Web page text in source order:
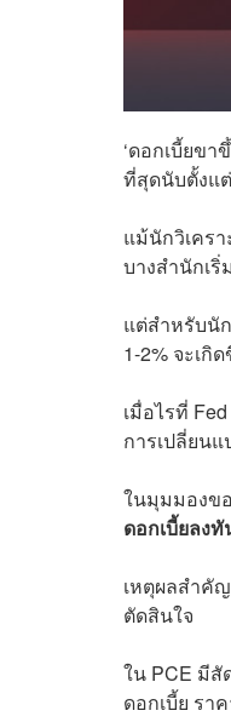
‘ดอกเบี้ยข
ที่สุดนับตั้งแ
แม้นักวิเคร
บางสำนักเ
แต่สำหรับนั
1-2% จะเกิ
เมื่อไรที่
การเปลี่ยนแ
ในมุมมองข
ดอกเบี้ยลง
เหตุผลสำคั
ตัดสินใจ
ใน PCE มีสั
ดอกเบี้ย รา